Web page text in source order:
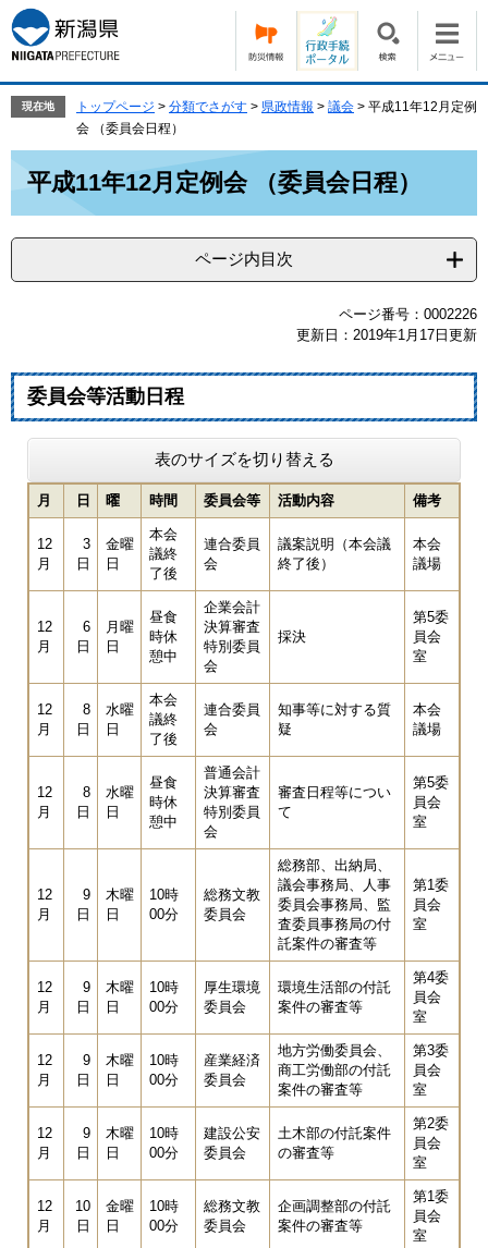
ー
ジ
の
で
す。
ニ
ュ
ー
ば
本
文
現在地 トップページ > 分類でさがす > 県政情報 > 議会 > 平成11年12月定例
会 （委員会日程）
平成11年12月定例会 （委員会日程）
ページ内目次
ページ番号：0002226
更新日：2019年1月17日更新
委員会等活動日程
表のサイズを切り替える
月 日 曜 時間 委員会等 活動内容 備考
12
月
3
日
金曜
日
本会
議終
了後
連合委員
会
議案説明（本会議
終了後）
本会
議場
12
月
6
日
月曜
日
昼食
時休
憩中
企業会計
決算審査
特別委員
会
採決
第5委
員会
室
12
月
8
日
水曜
日
本会
議終
了後
連合委員
会
知事等に対する質
疑
本会
議場
12
月
8
日
水曜
日
昼食
時休
憩中
普通会計
決算審査
特別委員
会
審査日程等につい
て
第5委
員会
室
12
月
9
日
木曜
日
10時
00分
総務文教
委員会
総務部、出納局、
議会事務局、人事
委員会事務局、監
査委員事務局の付
託案件の審査等
第1委
員会
室
12
月
9
日
木曜
日
10時
00分
厚生環境
委員会
環境生活部の付託
案件の審査等
第4委
員会
室
12
月
9
日
木曜
日
10時
00分
産業経済
委員会
地方労働委員会、
商工労働部の付託
案件の審査等
第3委
員会
室
12
月
9
日
木曜
日
10時
00分
建設公安
委員会
土木部の付託案件
の審査等
第2委
員会
室
12
月
10
日
金曜
日
10時
00分
総務文教
委員会
企画調整部の付託
案件の審査等
第1委
員会
室